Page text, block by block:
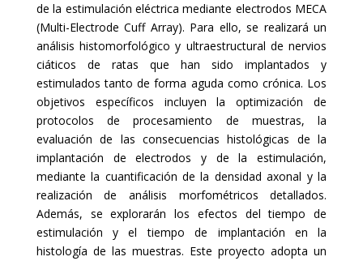
de la estimulación eléctrica mediante electrodos MECA
(Multi-Electrode Cuff Array). Para ello, se realizará un
análisis histomorfológico y ultraestructural de nervios
ciáticos de ratas que han sido implantados y
estimulados tanto de forma aguda como crónica. Los
objetivos específicos incluyen la optimización de
protocolos de procesamiento de muestras, la
evaluación de las consecuencias histológicas de la
implantación de electrodos y de la estimulación,
mediante la cuantificación de la densidad axonal y la
realización de análisis morfométricos detallados.
Además, se explorarán los efectos del tiempo de
estimulación y el tiempo de implantación en la
histología de las muestras. Este proyecto adopta un